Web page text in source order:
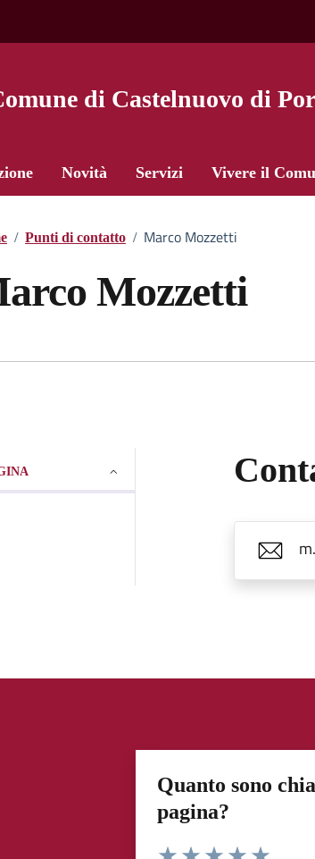
di Castelnuovo di
Novità Servizi Vivere il
/ Punti di contatto / Marco Mozzetti
Mozzetti
Quanto sono
pagina?